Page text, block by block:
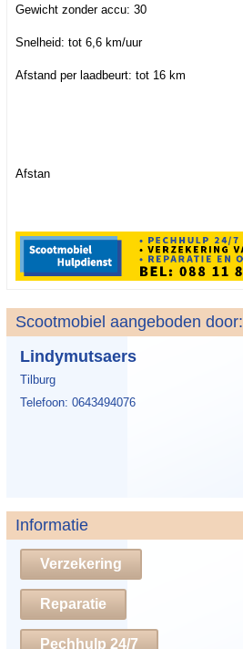
Gewicht zonder accu: 30
Snelheid: tot 6,6 km/uur
Afstand per laadbeurt: tot 16 km
Afstan
Scootmobiel aangeboden door:
Lindymutsaers
Tilburg
Telefoon: 0643494076
Informatie
Verzekering
Reparatie
Pechhulp 24/7